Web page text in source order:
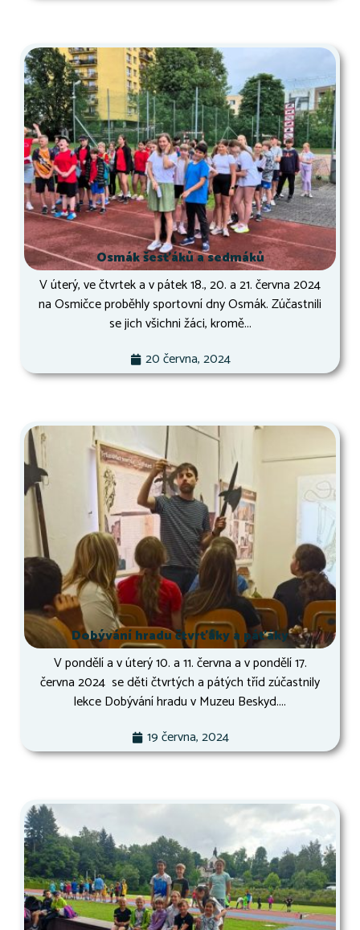
Osmák šesťáků a sedmáků
V úterý, ve čtvrtek a v pátek 18., 20. a 21. června 2024
na Osmičce proběhly sportovní dny Osmák. Zúčastnili
se jich všichni žáci, kromě...
20 června, 2024
Dobývání hradu čtvrťáky a páťáky
V pondělí a v úterý 10. a 11. června a v pondělí 17.
června 2024 se děti čtvrtých a pátých tříd zúčastnily
lekce Dobývání hradu v Muzeu Beskyd....
19 června, 2024